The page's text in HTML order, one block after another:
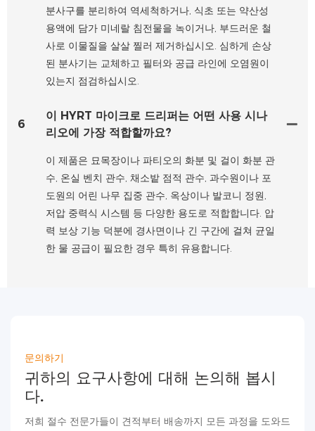
분사구를 분리하여 역세척하거나, 식초 또는 약산성
용액에 담가 미네랄 침전물을 녹이거나, 부드러운 철
사로 이물질을 살살 찔러 제거하십시오. 심하게 손상
된 분사기는 교체하고 필터와 공급 라인에 오염원이
있는지 점검하십시오.
6
이 HYRT 마이크로 드리퍼는 어떤 사용 시나
리오에 가장 적합할까요?
이 제품은 묘목장이나 파티오의 화분 및 걸이 화분 관
수, 온실 벤치 관수, 채소밭 점적 관수, 과수원이나 포
도원의 어린 나무 집중 관수, 옥상이나 발코니 정원,
저압 중력식 시스템 등 다양한 용도로 적합합니다. 압
력 보상 기능 덕분에 경사면이나 긴 구간에 걸쳐 균일
한 물 공급이 필요한 경우 특히 유용합니다.
문의하기
귀하의 요구사항에 대해 논의해 봅시
다.
저희 절수 전문가들이 견적부터 배송까지 모든 과정을 도와드